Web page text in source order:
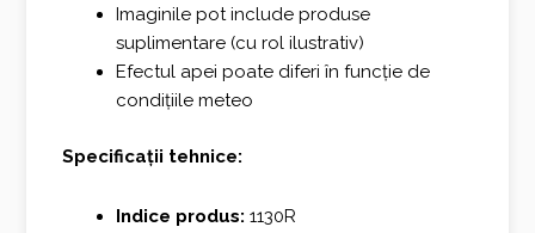
Imaginile pot include produse
suplimentare (cu rol ilustrativ)
Efectul apei poate diferi în funcție de
condițiile meteo
Specificații tehnice:
Indice produs: 1130R